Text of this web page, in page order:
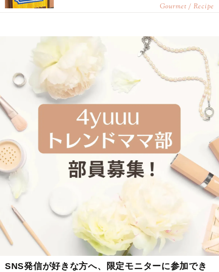
Gourmet / Recipe
SNS発信が好きな方へ、限定モニターに参加でき